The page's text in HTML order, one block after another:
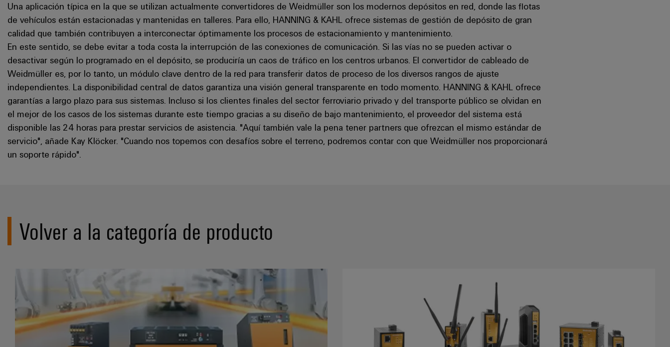
Una aplicación típica en la que se utilizan actualmente convertidores de Weidmüller son los modernos depósitos en red, donde las flotas
de vehículos están estacionadas y mantenidas en talleres. Para ello, HANNING & KAHL ofrece sistemas de gestión de depósito de gran
calidad que también contribuyen a interconectar óptimamente los procesos de estacionamiento y mantenimiento.
En este sentido, se debe evitar a toda costa la interrupción de las conexiones de comunicación. Si las vías no se pueden activar o
desactivar según lo programado en el depósito, se produciría un caos de tráfico en los centros urbanos. El convertidor de cableado de
Weidmüller es, por lo tanto, un módulo clave dentro de la red para transferir datos de proceso de los diversos rangos de ajuste
independientes. La disponibilidad central de datos garantiza una visión general transparente en todo momento. HANNING & KAHL ofrece
garantías a largo plazo para sus sistemas. Incluso si los clientes finales del sector ferroviario privado y del transporte público se olvidan en
el mejor de los casos de los sistemas durante este tiempo gracias a su diseño de bajo mantenimiento, el proveedor del sistema está
disponible las 24 horas para prestar servicios de asistencia. "Aquí también vale la pena tener partners que ofrezcan el mismo estándar de
servicio", añade Kay Klöcker. "Cuando nos topemos con desafíos sobre el terreno, podremos contar con que Weidmüller nos proporcionará
un soporte rápido".
Volver a la categoría de producto
Fuentes de alimentación PROtop: el impulso de energía para tu entorno de producción